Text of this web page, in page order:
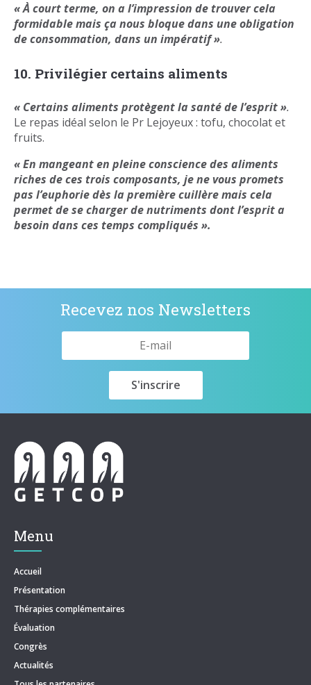
« À court terme, on a l’impression de trouver cela
formidable mais ça nous bloque dans une obligation
de consommation, dans un impératif ».
10. Privilégier certains aliments
« Certains aliments protègent la santé de l’esprit ».
Le repas idéal selon le Pr Lejoyeux : tofu, chocolat et
fruits.
« En mangeant en pleine conscience des aliments
riches de ces trois composants, je ne vous promets
pas l’euphorie dès la première cuillère mais cela
permet de se charger de nutriments dont l’esprit a
besoin dans ces temps compliqués ».
Recevez nos Newsletters
Menu
Accueil
Présentation
Thérapies complémentaires
Évaluation
Congrès
Actualités